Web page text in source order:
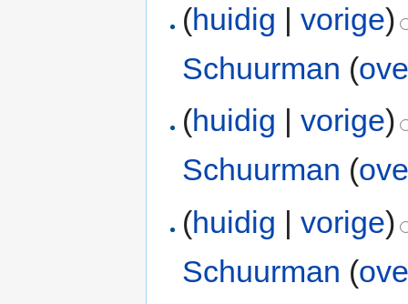
(huidig |vorige)
Schuurman (
(huidig |vorige)
Schuurman (
(huidig |vorige)
Schuurman (